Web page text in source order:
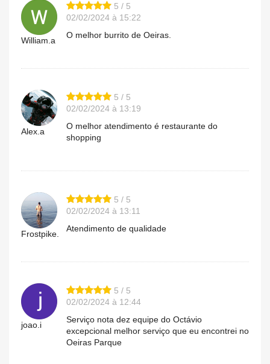
William.a
5 / 5
02/02/2024 à 15:22
O melhor burrito de Oeiras.
Alex.a
5 / 5
02/02/2024 à 13:19
O melhor atendimento é restaurante do
shopping
Frostpike.
5 / 5
02/02/2024 à 13:11
Atendimento de qualidade
joao.i
5 / 5
02/02/2024 à 12:44
Serviço nota dez equipe do Octávio
excepcional melhor serviço que eu encontrei no
Oeiras Parque